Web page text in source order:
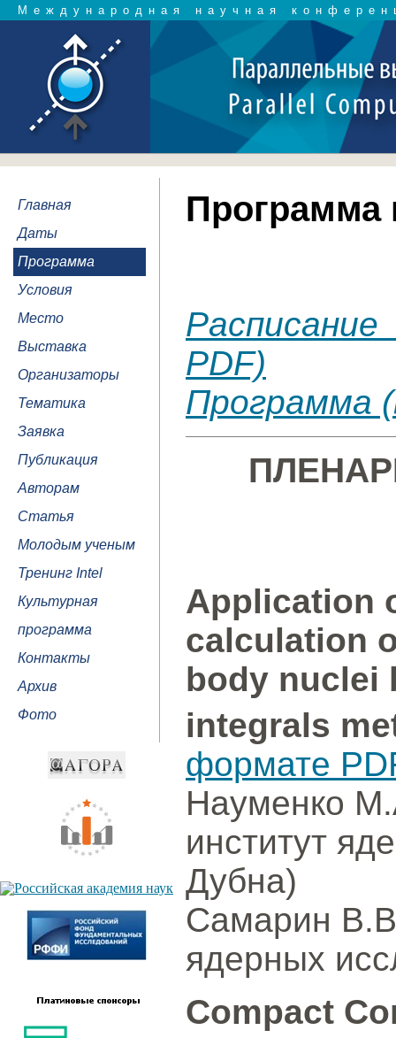
Международная научная
Главная
Даты
Программа
Условия
Место
Выставка
Организаторы
Тематика
Заявка
Публикация
Авторам
Статья
Молодым ученым
Тренинг Intel
Культурная
программа
Контакты
Архив
Фото
Программа
PDF)
Программа
Application
calculation
body nuclei
integrals
формате
Науменко
институт
Дубна)
Самарин
ядерных
Compact